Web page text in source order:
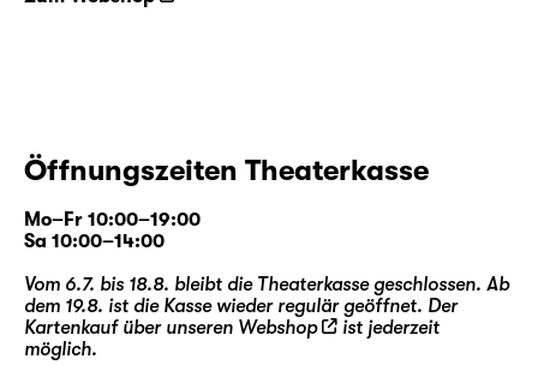
Öffnungszeiten Theaterkasse
Mo–Fr 10:00–19:00
Sa 10:00–14:00
Vom 6.7. bis 18.8. bleibt die Theaterkasse geschlossen. Ab
dem 19.8. ist die Kasse wieder regulär geöffnet. Der
Kartenkauf über unseren Webshop
ist jederzeit
möglich.